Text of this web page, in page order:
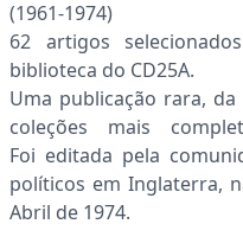
(1961-1974)
62 artigos
biblioteca do CD25A.
Uma publicação rara,
coleções mais
Foi editada pela
políticos em Inglaterra,
Abril de 1974.